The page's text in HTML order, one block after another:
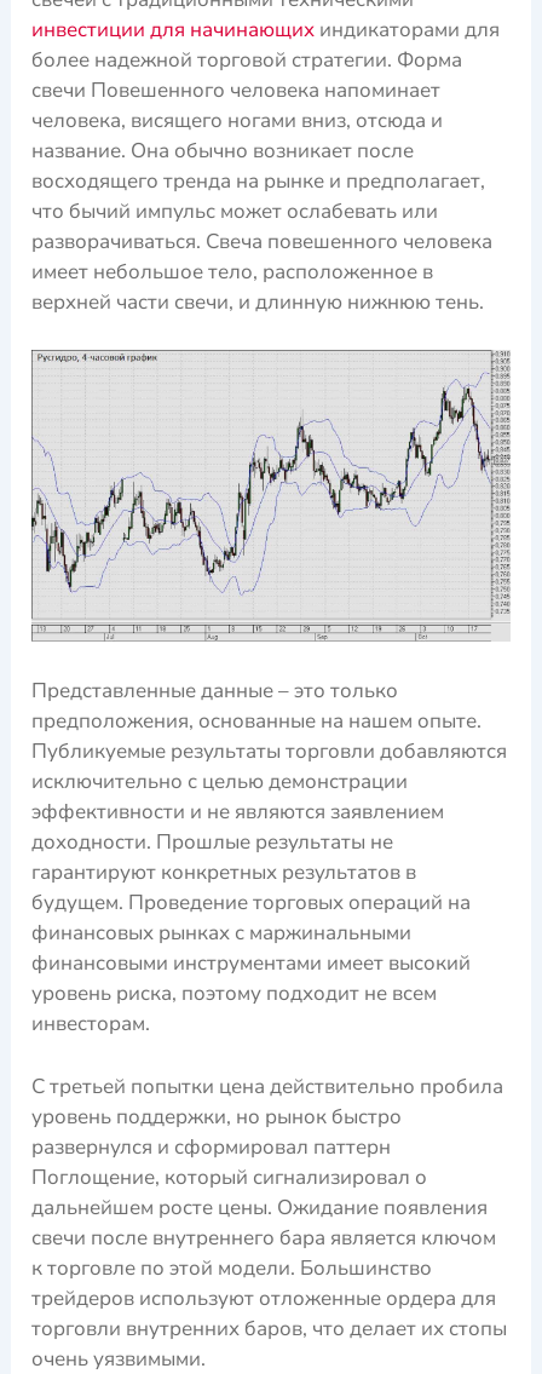
инвестиции для начинающих индикаторами для
более надежной торговой стратегии. Форма
свечи Повешенного человека напоминает
человека, висящего ногами вниз, отсюда и
название. Она обычно возникает после
восходящего тренда на рынке и предполагает,
что бычий импульс может ослабевать или
разворачиваться. Свеча повешенного человека
имеет небольшое тело, расположенное в
верхней части свечи, и длинную нижнюю тень.
Представленные данные – это только
предположения, основанные на нашем опыте.
Публикуемые результаты торговли добавляются
исключительно с целью демонстрации
эффективности и не являются заявлением
доходности. Прошлые результаты не
гарантируют конкретных результатов в
будущем. Проведение торговых операций на
финансовых рынках с маржинальными
финансовыми инструментами имеет высокий
уровень риска, поэтому подходит не всем
инвесторам.
С третьей попытки цена действительно пробила
уровень поддержки, но рынок быстро
развернулся и сформировал паттерн
Поглощение, который сигнализировал о
дальнейшем росте цены. Ожидание появления
свечи после внутреннего бара является ключом
к торговле по этой модели. Большинство
трейдеров используют отложенные ордера для
торговли внутренних баров, что делает их стопы
очень уязвимыми.